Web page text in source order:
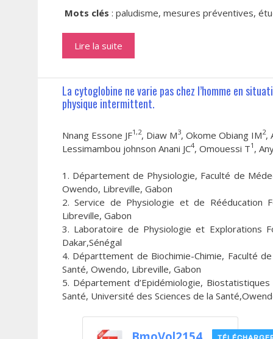
Mots clés : paludisme, mesures préventives,
Lire la suite
La cytoglobine ne varie pas chez l’homme en
physique intermittent.
Nnang Essone JF1,2, Diaw M3, Okome Obiang IM2,
Lessimambou johnson Anani JC4, Omouessi T1 ,
1. Département de Physiologie, Faculté de
Owendo, Libreville, Gabon
2. Service de Physiologie et de Rééducation
Libreville, Gabon
3. Laboratoire de Physiologie et Explorations
Dakar,Sénégal
4. Départtement de Biochimie-Chimie, Faculté
Santé, Owendo, Libreville, Gabon
5. Département d’Epidémiologie,
Santé, Université des Sciences de la
BmoVol2154